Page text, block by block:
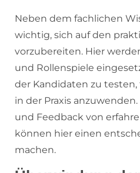
Neben dem fachlichen
wichtig, sich auf den
vorzubereiten. Hier
und Rollenspiele
der Kandidaten zu
in der Praxis
und Feedback von
können hier einen
machen.